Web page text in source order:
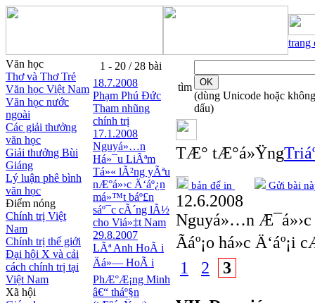
trang
Văn học
Thơ và Thơ Trẻ
Văn học Việt Nam
Văn học nước
ngoài
Các giải thưởng
văn học
Giải thưởng Bùi
Giáng
Lý luận phê bình
văn học
Điểm nóng
Chính trị Việt
Nam
Chính trị thế giới
Đại hội X và cải
cách chính trị tại
Việt Nam
Xã hội
1 - 20 / 28 bài
18.7.2008
Phạm Phú Ðức
Tham nhũng
chính trị
17.1.2008
Nguyá»…n
Há»¯u LiÃªm
Tá»« lÃ²ng yÃªu
nÆ°á»›c Ä‘áº¿n
má»™t báº£n
sáº¯c cÃ´ng lÃ½
cho Viá»‡t Nam
29.8.2007
LÃª Anh HoÃ i
Äá»— HoÃ i
PhÆ°Æ¡ng Minh
â€“ tháº§n
tìm
(dùng Unicode hoặc không
dấu)
TÆ° tÆ°á»Ÿng
bản để in Gửi bài
12.6.2008
Nguyá»…n Æ¯á»›c
Ãáº¡o há»c
1
2 3